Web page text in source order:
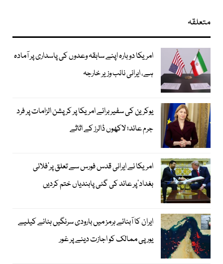
متعلقہ
امریکا دوبارہ اپنے سابقہ وعدوں کی پاسداری پر آمادہ
ہے، ایرانی نائب وزیر خارجہ
یوکرین کی سفیر برائے امریکا پر کرپشن الزامات پر فرد
جرم عائد؛ لاکھوں ڈالرز کے اثاثے
امریکا نے ایرانی قدس فورس سے تعلق پر’فلائی
بغداد‘پر عائد کی گئی پابندیاں ختم کردیں
ایران کا آبنائے ہرمز میں بارودی سرنگیں ہٹانے کیلیے
یورپی ممالک کو اجازت دینے پر غور